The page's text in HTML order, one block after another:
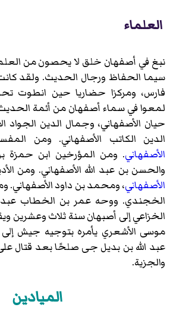
العلماء
نبغ في أصفهان خلق لا يحصون من
سيما الحفاظ ورجال الحديث. ولقد
فارس، ومركزا حضاريا حين انطوت
لمعوا في سماء أصفهان من أئمة
حيان الأصفهاني، وجمال الدين الجواد
الدين الكاتب الأصفهاني. ومن
الأصفهاني. ومن المؤرخين ابن حمزة
والحسن بن عبد الله الأصفهاني. ومن
الأصفهاني،ومحمد بن داود الأصفهاني.
الخجندي. ووحه عمر بن الخطاب عبد
الخزاعي إلى أصبهان سنة ثلاث وعشرين
موسى الأشعري يأمره بتوجيه جيش
عبد الله بن بديل جى صلحًا بعد قتال
والجزية.
الميادين